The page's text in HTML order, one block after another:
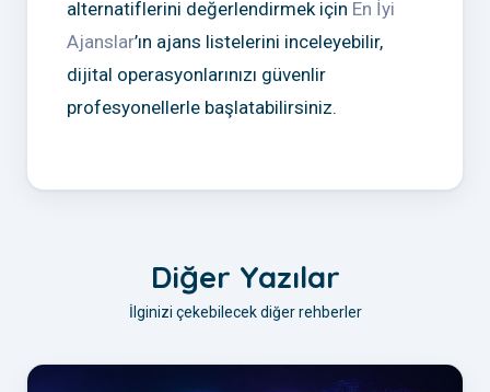
alternatiflerini değerlendirmek için En İyi
Ajanslar’ın ajans listelerini inceleyebilir,
dijital operasyonlarınızı güvenlir
profesyonellerle başlatabilirsiniz.
Diğer Yazılar
İlginizi çekebilecek diğer rehberler